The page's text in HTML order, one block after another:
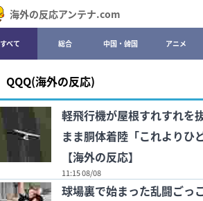
海外の反応アンテナ.com
すべて 総合 中国・韓国 アニメ
QQQ(海外の反応)
軽飛行機が屋根すれすれを
まま胴体着陸「これよりひ
【海外の反応】
11:15 08/08
球場裏で始まった乱闘ごっ